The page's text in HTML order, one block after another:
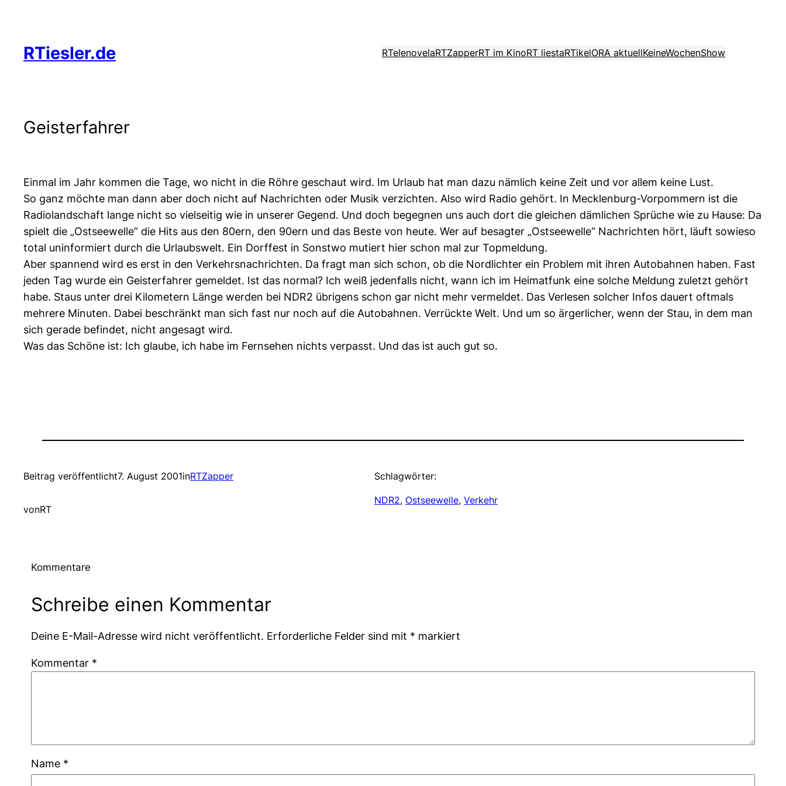
springen
RTiesler.de RTelenovelaRTZapperRT im KinoRT liestaRTikelORA aktuellKeineWochenShow
Geisterfahrer
Einmal im Jahr kommen die Tage, wo nicht in die Röhre geschaut wird. Im Urlaub hat man dazu nämlich keine Zeit und vor allem keine Lust.
So ganz möchte man dann aber doch nicht auf Nachrichten oder Musik verzichten. Also wird Radio gehört. In Mecklenburg-Vorpommern ist die
Radiolandschaft lange nicht so vielseitig wie in unserer Gegend. Und doch begegnen uns auch dort die gleichen dämlichen Sprüche wie zu Hause: Da
spielt die „Ostseewelle“ die Hits aus den 80ern, den 90ern und das Beste von heute. Wer auf besagter „Ostseewelle“ Nachrichten hört, läuft sowieso
total uninformiert durch die Urlaubswelt. Ein Dorffest in Sonstwo mutiert hier schon mal zur Topmeldung.
Aber spannend wird es erst in den Verkehrsnachrichten. Da fragt man sich schon, ob die Nordlichter ein Problem mit ihren Autobahnen haben. Fast
jeden Tag wurde ein Geisterfahrer gemeldet. Ist das normal? Ich weiß jedenfalls nicht, wann ich im Heimatfunk eine solche Meldung zuletzt gehört
habe. Staus unter drei Kilometern Länge werden bei NDR2 übrigens schon gar nicht mehr vermeldet. Das Verlesen solcher Infos dauert oftmals
mehrere Minuten. Dabei beschränkt man sich fast nur noch auf die Autobahnen. Verrückte Welt. Und um so ärgerlicher, wenn der Stau, in dem man
sich gerade befindet, nicht angesagt wird.
Was das Schöne ist: Ich glaube, ich habe im Fernsehen nichts verpasst. Und das ist auch gut so.
Beitrag veröffentlicht7. August 2001inRTZapper
vonRT
Schlagwörter:
NDR2, Ostseewelle, Verkehr
Kommentare
Schreibe einen Kommentar
Deine E-Mail-Adresse wird nicht veröffentlicht. Erforderliche Felder sind mit * markiert
Kommentar *
Name *